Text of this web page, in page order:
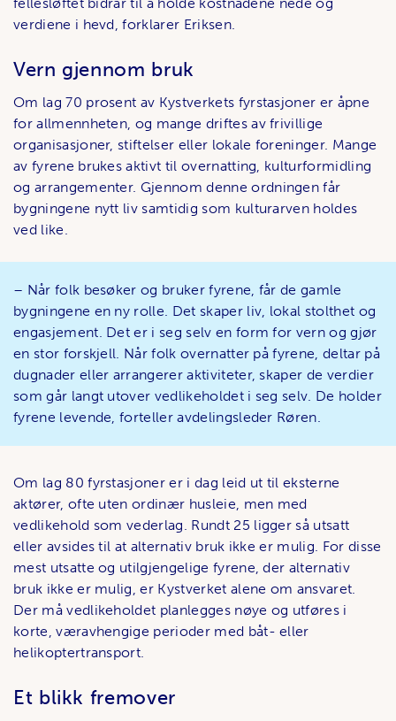
verdiene i hevd, forklarer Eriksen.
Vern gjennom bruk
Om lag 70 prosent av Kystverkets fyrstasjoner er åpne
for allmennheten, og mange driftes av frivillige
organisasjoner, stiftelser eller lokale foreninger. Mange
av fyrene brukes aktivt til overnatting, kulturformidling
og arrangementer. Gjennom denne ordningen får
bygningene nytt liv samtidig som kulturarven holdes
ved like.
– Når folk besøker og bruker fyrene, får de gamle
bygningene en ny rolle. Det skaper liv, lokal stolthet og
engasjement. Det er i seg selv en form for vern og gjør
en stor forskjell. Når folk overnatter på fyrene, deltar på
dugnader eller arrangerer aktiviteter, skaper de verdier
som går langt utover vedlikeholdet i seg selv. De holder
fyrene levende, forteller avdelingsleder Røren.
Om lag 80 fyrstasjoner er i dag leid ut til eksterne
aktører, ofte uten ordinær husleie, men med
vedlikehold som vederlag. Rundt 25 ligger så utsatt
eller avsides til at alternativ bruk ikke er mulig. For disse
mest utsatte og utilgjengelige fyrene, der alternativ
bruk ikke er mulig, er Kystverket alene om ansvaret.
Der må vedlikeholdet planlegges nøye og utføres i
korte, væravhengige perioder med båt- eller
helikoptertransport.
Et blikk fremover